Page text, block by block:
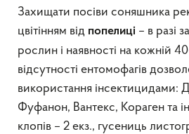
Захищати посіви соняшника
цвітінням від попелиці – в разі
рослин і наявності на кожній
відсутності ентомофагів
використання інсектицидами:
Фуфанон, Вантекс, Кораген та
клопів – 2 екз., гусениць